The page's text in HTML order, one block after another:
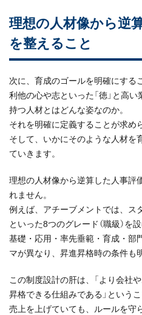
理想の人材像から逆
を整えること
次に、育成のゴールを明確にする
利他の心や志といった「徳」と高
持つ人材とはどんな姿なのか。
それを明確に定義することが求め
そして、いかにそのような人材を
ていきます。
理想の人材像から逆算した人事評
れません。
例えば、アチーブメントでは、ス
といった8つのグレード（職級）を
基礎・応用・率先垂範・育成・部
マが異なり、昇進昇格時の条件も
この制度設計の肝は、「より会社
昇格できる仕組みである」というこ
売上を上げていても、ルールを守